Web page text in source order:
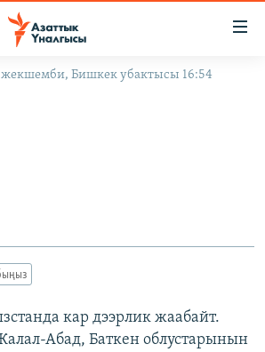
Бишкек убактысы 16:54
кар дээрлик жаабайт.
Абад, Баткен облустарынын